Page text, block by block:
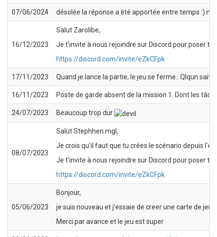
07/06/2024 désolée la réponse a été apportée entre temps :)
16/12/2023
Salut Zarolibe,
Je t'invite à nous rejoindre sur Discord pour poser
https://discord.com/invite/eZkCFpk
17/11/2023 Quand je lance la partie, le jeu se ferme.. Qlqun sait
16/11/2023 Poste de garde absent de la mission 1. Dont les
24/07/2023 Beaucoup trop dur
08/07/2023
Salut Stephhen.mgl,
Je crois qu'il faut que tu crées le scénario depuis
Je t'invite à nous rejoindre sur Discord pour poser
https://discord.com/invite/eZkCFpk
05/06/2023
Bonjour,
je suis nouveau et j'essaie de creer une carte de
Merci par avance et le jeu est super